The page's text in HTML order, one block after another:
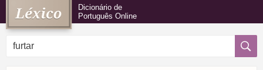
Dicionário de
Português Online